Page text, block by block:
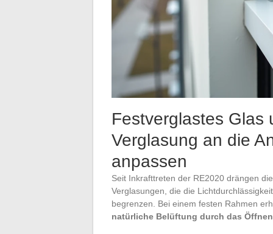
Festverglastes Glas
Verglasung an die
anpassen
Seit Inkrafttreten der RE2020 drängen
Verglasungen, die die
begrenzen. Bei einem festen Rahmen
natürliche Belüftung durch das Öffnen